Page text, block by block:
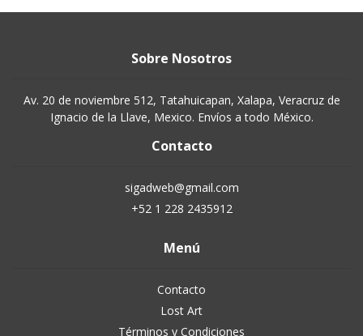
Sobre Nosotros
Av. 20 de noviembre 512, Tatahuicapan, Xalapa, Veracruz de
Ignacio de la Llave, Mexico. Envíos a todo México.
Contacto
sigadweb@gmail.com
+52 1 228 2435912
Menú
Contacto
Lost Art
Términos y Condiciones